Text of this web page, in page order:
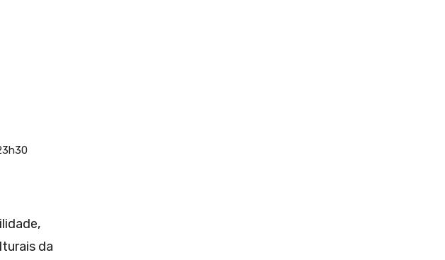
da